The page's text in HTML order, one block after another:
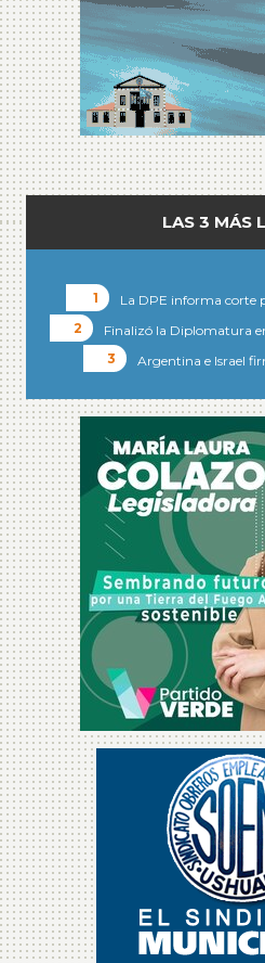
LAS 3 MÁS
La DPE informa corte
Finalizó la Diplomatura
Argentina e Israel